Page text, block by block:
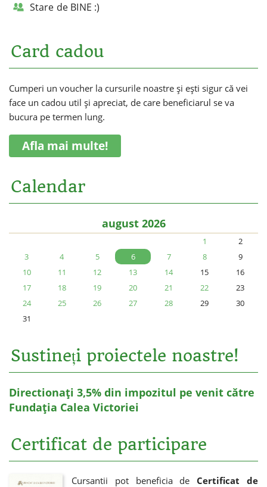
Stare de BINE :)
Card cadou
Cumperi un voucher la cursurile noastre și ești sigur că vei
face un cadou util și apreciat, de care beneficiarul se va
bucura pe termen lung.
Afla mai multe!
Calendar
august 2026
1
2
3
4 5 6 7 8
9
10
11 12 13 14 15
16
17
18 19 20 21 22
23
24
25 26 27 28 29
30
31
Sustineți proiectele noastre!
Directionați 3,5% din impozitul pe venit către
Fundația Calea Victoriei
Certificat de participare
Cursantii pot beneficia de Certificat de